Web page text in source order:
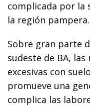
complicada por la
la región pampera.
Sobre gran parte
sudeste de BA,
excesivas con
promueve una
complica las